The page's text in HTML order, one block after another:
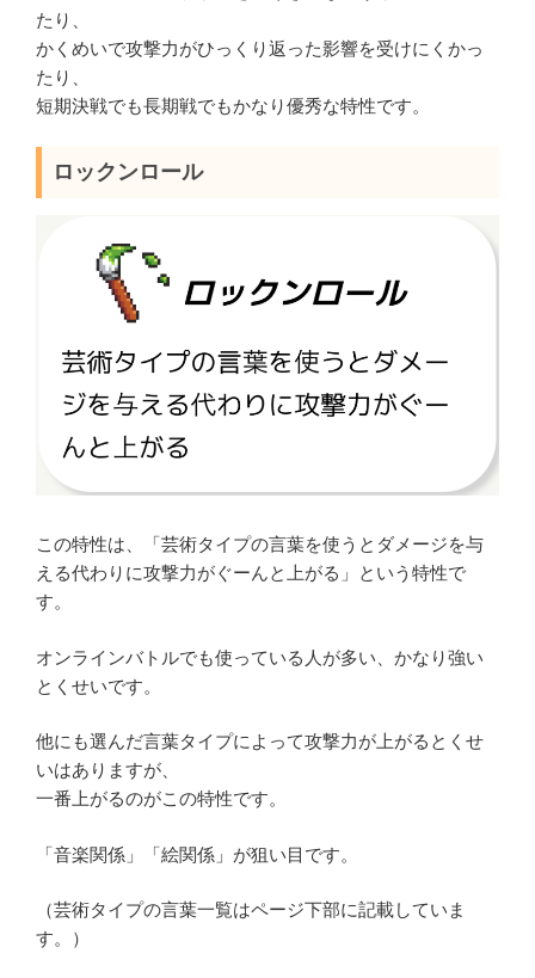
たり、
かくめいで攻撃力がひっくり返った影響を受けにくかっ
たり、
短期決戦でも長期戦でもかなり優秀な特性です。
ロックンロール
この特性は、「芸術タイプの言葉を使うとダメージを与
える代わりに攻撃力がぐーんと上がる」という特性で
す。
オンラインバトルでも使っている人が多い、かなり強い
とくせいです。
他にも選んだ言葉タイプによって攻撃力が上がるとくせ
いはありますが、
一番上がるのがこの特性です。
「音楽関係」「絵関係」が狙い目です。
（芸術タイプの言葉一覧はページ下部に記載していま
す。）